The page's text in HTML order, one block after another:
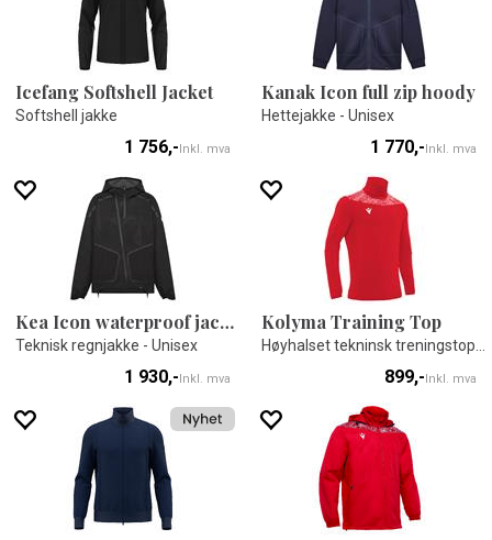
Icefang Softshell Jacket
Softshell jakke
1 756,-Inkl. mva
Kanak Icon full zip hoody
Hettejakke - Unisex
1 770,-Inkl. mva
Kea Icon waterproof jacket
Teknisk regnjakke - Unisex
1 930,-Inkl. mva
Kolyma Training Top
899,-Inkl. mva